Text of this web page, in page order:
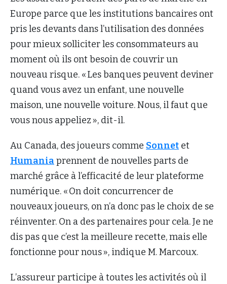
Europe parce que les institutions bancaires ont
pris les devants dans l’utilisation des données
pour mieux solliciter les consommateurs au
moment où ils ont besoin de couvrir un
nouveau risque. « Les banques peuvent deviner
quand vous avez un enfant, une nouvelle
maison, une nouvelle voiture. Nous, il faut que
vous nous appeliez », dit-il.
Au Canada, des joueurs comme Sonnet et
Humania prennent de nouvelles parts de
marché grâce à l’efficacité de leur plateforme
numérique. « On doit concurrencer de
nouveaux joueurs, on n’a donc pas le choix de se
réinventer. On a des partenaires pour cela. Je ne
dis pas que c’est la meilleure recette, mais elle
fonctionne pour nous », indique M. Marcoux.
L’assureur participe à toutes les activités où il